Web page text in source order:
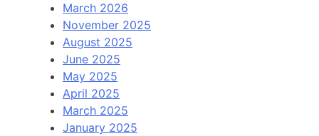
March 2026
November 2025
August 2025
June 2025
May 2025
April 2025
March 2025
January 2025